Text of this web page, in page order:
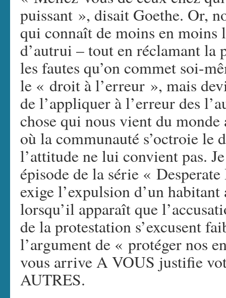
puissant », disait Goethe. Or,
qui connaît de moins en moins
d’autrui – tout en réclamant la
les fautes qu’on commet soi-
le « droit à l’erreur », mais
de l’appliquer à l’erreur des
chose qui nous vient du
où la communauté s’octroie
l’attitude ne lui convient pas.
épisode de la série «
exige l’expulsion d’un
lorsqu’il apparaît que
de la protestation s’excusent
l’argument de « protéger nos
vous arrive A VOUS justifie
AUTRES.